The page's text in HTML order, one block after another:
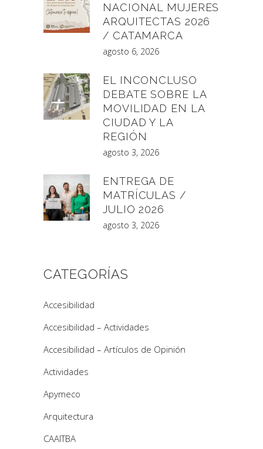
NACIONAL MUJERES
ARQUITECTAS 2026
/ CATAMARCA
agosto 6, 2026
EL INCONCLUSO
DEBATE SOBRE LA
MOVILIDAD EN LA
CIUDAD Y LA
REGIÓN
agosto 3, 2026
ENTREGA DE
MATRÍCULAS /
JULIO 2026
agosto 3, 2026
CATEGORÍAS
Accesibilidad
Accesibilidad – Actividades
Accesibilidad – Artículos de Opinión
Actividades
Apymeco
Arquitectura
CAAITBA